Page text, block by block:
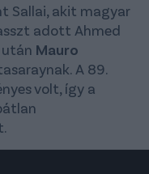
Sallai, akit magyar
adott Ahmed
után Mauro
A 89.
volt, így a